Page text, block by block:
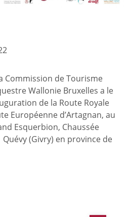
Commission de Tourisme
Wallonie Bruxelles a le
de la Route Royale
Européenne d’Artagnan, au
Esquerbion, Chaussée
(Givry) en province de